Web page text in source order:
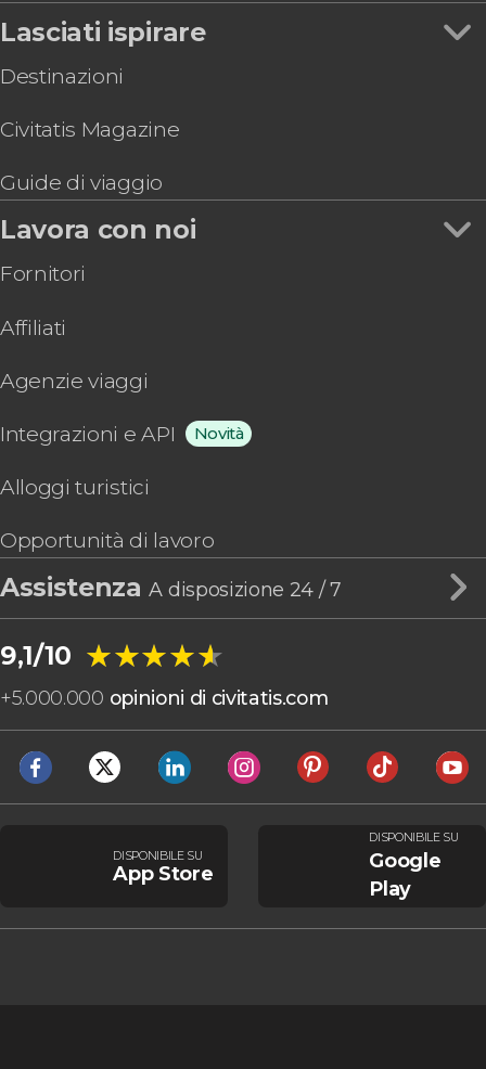
Lasciati ispirare
Destinazioni
Civitatis Magazine
Guide di viaggio
Lavora con noi
Fornitori
Affiliati
Agenzie viaggi
Integrazioni e API Novità
Alloggi turistici
Opportunità di lavoro
AssistenzaA disposizione 24 / 7
9,1/10 ★★★★★
★★★★★
+5.000.000 opinioni di civitatis.com
DISPONIBILE SU
App Store
DISPONIBILE SU
Google
Play